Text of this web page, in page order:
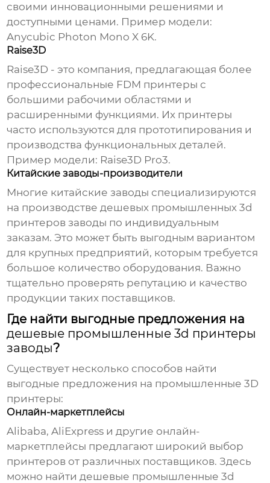
своими инновационными решениями и
доступными ценами. Пример модели:
Anycubic Photon Mono X 6K.
Raise3D
Raise3D - это компания, предлагающая более
профессиональные FDM принтеры с
большими рабочими областями и
расширенными функциями. Их принтеры
часто используются для прототипирования и
производства функциональных деталей.
Пример модели: Raise3D Pro3.
Китайские заводы-производители
Многие китайские заводы специализируются
на производстведешевых промышленных 3d
принтеров заводы по индивидуальным
заказам. Это может быть выгодным вариантом
для крупных предприятий, которым требуется
большое количество оборудования. Важно
тщательно проверять репутацию и качество
продукции таких поставщиков.
Где найти выгодные предложения на
дешевые промышленные 3d принтеры
заводы?
Существует несколько способов найти
выгодные предложения на промышленные 3D
принтеры:
Онлайн-маркетплейсы
Alibaba, AliExpress и другие онлайн-
маркетплейсы предлагают широкий выбор
принтеров от различных поставщиков. Здесь
можно найтидешевые промышленные 3d